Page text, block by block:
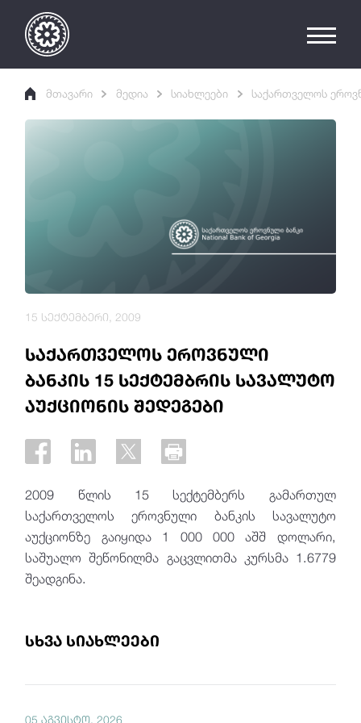
მთავარი მედია სიახლეები საქართველოს
საქართველოს ეროვნული
ბანკის 15 სექტემბრის სავალუტო
აუქციონის შედეგები
15 სექტემბერი, 2009
2009 წლის 15 სექტემბერს გამართულ
საქართველოს ეროვნული ბანკის სავალუტო
აუქციონზე გაიყიდა 1 000 000 აშშ დოლარი,
საშუალო შეწონილმა გაცვლითმა კურსმა 1.6779
შეადგინა.
სხვა სიახლეები
05 აგვისტო, 2026